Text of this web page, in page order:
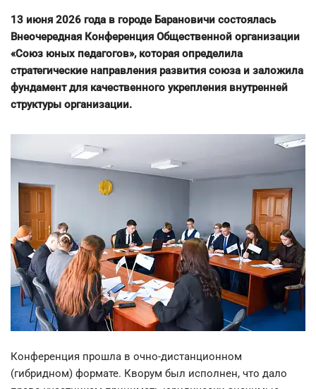
13 июня 2026 года в городе Барановичи состоялась
Внеочередная Конференция Общественной организации
«Союз юных педагогов», которая определила
стратегические направления развития союза и заложила
фундамент для качественного укрепления внутренней
структуры организации.
Конференция прошла в очно-дистанционном
(гибридном) формате. Кворум был исполнен, что дало